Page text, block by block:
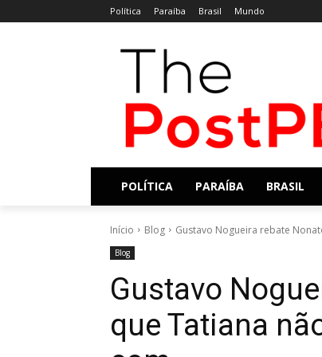
Política Paraíba Brasil Mundo
POLÍTICA PARAÍBA BRASIL
Início Blog Gustavo Nogueira rebate
Blog
Gustavo
que Tatiana